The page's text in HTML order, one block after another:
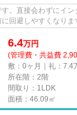
。直接会わずにイ
回避しやすくなり
...
6.4万円
(管理費・共益費
敷：0ヶ月｜礼：7.4
所在階：2階
間取り：1LDK
面積：46.09㎡